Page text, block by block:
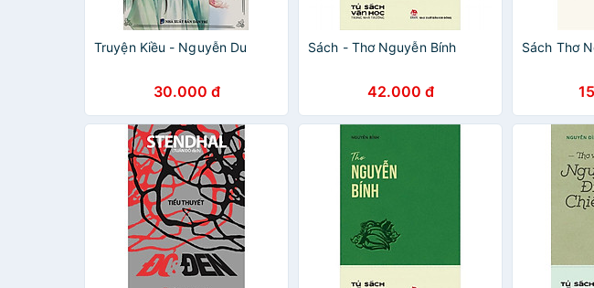
Truyện Kiều - Nguyễn Du
30.000 đ
Sách - Thơ Nguyễn Bính
42.000 đ
Sách Thơ